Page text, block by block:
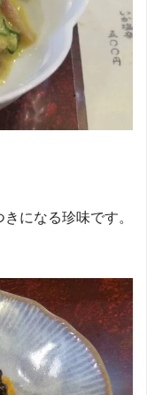
になる珍味です。